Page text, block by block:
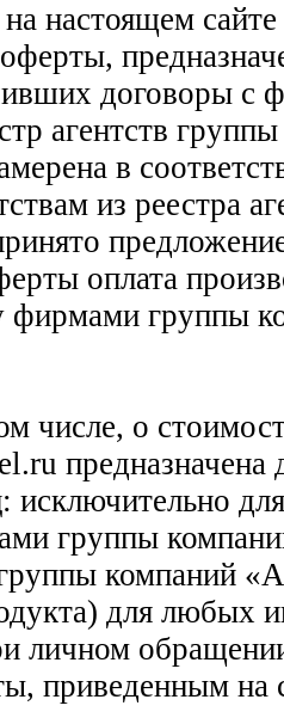
настоящем
договоры
агентств
в
из реестра
оплата
группы
числе, о
предназначена
группы
компаний
для любых
личном
приведенным на